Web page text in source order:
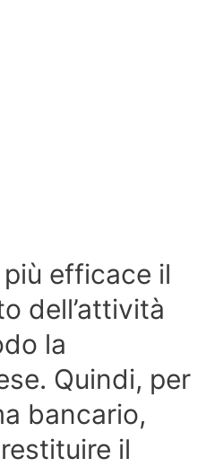
efficace il
dell’attività
la
Quindi, per
bancario,
il